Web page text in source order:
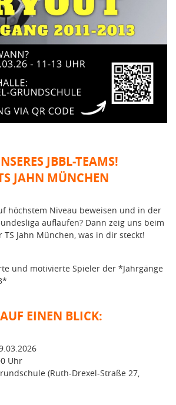
JBBL-TEAMS!
JAHN MÜNCHEN
höchstem Niveau beweisen und in der
auflaufen? Dann zeig uns beim
Jahn München, was in dir steckt!
und motivierte Spieler der *Jahrgänge
EINEN BLICK:
Uhr
(Ruth-Drexel-Straße 27,